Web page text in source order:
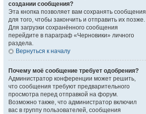
создании сообщения?
Эта кнопка позволяет вам сохранять сообщения
для того, чтобы закончить и отправить их позже.
Для загрузки сохранённого сообщения
перейдите в параграф «Черновики» личного
раздела.
Вернуться к началу
Почему моё сообщение требует одобрения?
Администратор конференции может решить,
что сообщения требуют предварительного
просмотра перед отправкой на форум.
Возможно также, что администратор включил
вас в группу пользователей, сообщения